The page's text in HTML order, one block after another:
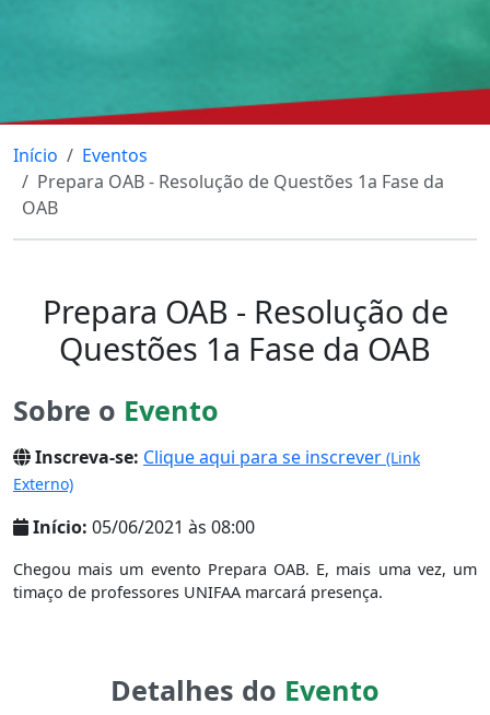
Início
Eventos
Prepara OAB - Resolução de Questões 1a Fase da
OAB
Prepara OAB - Resolução de
Questões 1a Fase da OAB
Sobre o Evento
Inscreva-se: Clique aqui para se inscrever (Link
Externo)
Início: 05/06/2021 às 08:00
Chegou mais um evento Prepara OAB. E, mais uma vez, um
timaço de professores UNIFAA marcará presença.
Detalhes do Evento